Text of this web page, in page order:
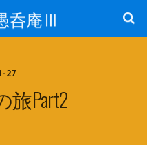
呑庵Ⅲ
27
旅Part2